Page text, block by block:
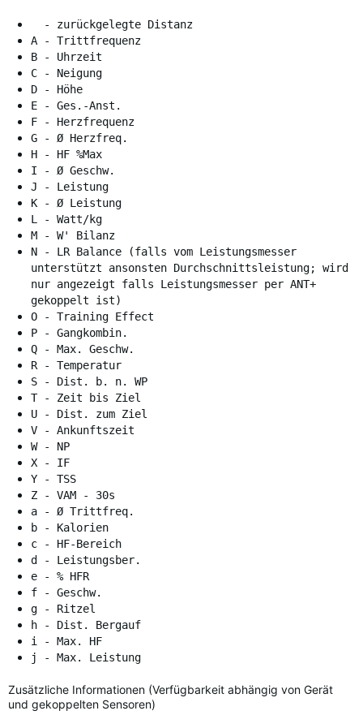
- zurückgelegte Distanz
A - Trittfrequenz
B - Uhrzeit
C - Neigung
D - Höhe
E - Ges.-Anst.
F - Herzfrequenz
G - Ø Herzfreq.
H - HF %Max
I - Ø Geschw.
J - Leistung
K - Ø Leistung
L - Watt/kg
M - W' Bilanz
N - LR Balance (falls vom Leistungsmesser
unterstützt ansonsten Durchschnittsleistung; wird
nur angezeigt falls Leistungsmesser per ANT+
gekoppelt ist)
O - Training Effect
P - Gangkombin.
Q - Max. Geschw.
R - Temperatur
S - Dist. b. n. WP
T - Zeit bis Ziel
U - Dist. zum Ziel
V - Ankunftszeit
W - NP
X - IF
Y - TSS
Z - VAM - 30s
a - Ø Trittfreq.
b - Kalorien
c - HF-Bereich
d - Leistungsber.
e - % HFR
f - Geschw.
g - Ritzel
h - Dist. Bergauf
i - Max. HF
j - Max. Leistung
Zusätzliche Informationen (Verfügbarkeit abhängig von Gerät
und gekoppelten Sensoren)